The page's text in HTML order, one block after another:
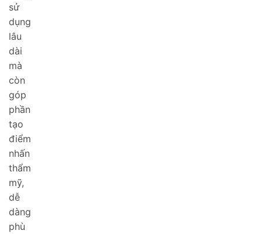
sử
dụng
lâu
dài
mà
còn
góp
phần
tạo
điểm
nhấn
thẩm
mỹ,
dễ
dàng
phù